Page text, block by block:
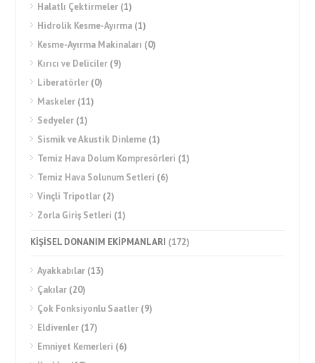
Halatlı Çektirmeler (1)
Hidrolik Kesme-Ayırma (1)
Kesme-Ayırma Makinaları (0)
Kırıcı ve Deliciler (9)
Liberatörler (0)
Maskeler (11)
Sedyeler (1)
Sismik ve Akustik Dinleme (1)
Temiz Hava Dolum Kompresörleri (1)
Temiz Hava Solunum Setleri (6)
Vinçli Tripotlar (2)
Zorla Giriş Setleri (1)
KİŞİSEL DONANIM EKİPMANLARI (172)
Ayakkabılar (13)
Çakılar (20)
Çok Fonksiyonlu Saatler (9)
Eldivenler (17)
Emniyet Kemerleri (6)